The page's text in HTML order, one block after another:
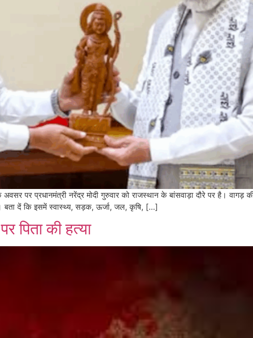
पर प्रधानमंत्री नरेंद्र मोदी गुरुवार को राजस्थान के बांसवाड़ा दौरे पर है। वागड़
बता दें कि इसमें स्वास्थ्य, सड़क, ऊर्जा, जल, कृषि, […]
पिता की हत्या